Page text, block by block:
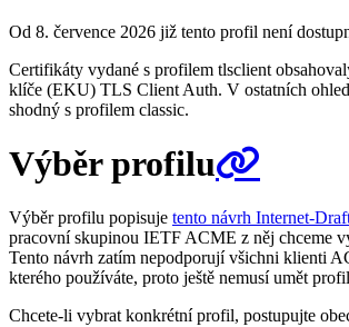
Od 8. července 2026 již tento profil není
Certifikáty vydané s profilem tlsclient
klíče (EKU) TLS Client Auth. V ostatních
shodný s profilem classic.
Výběr profilu
Výběr profilu popisuje tento návrh Internet-
pracovní skupinou IETF ACME z něj chceme
Tento návrh zatím nepodporují všichni klienti
kterého používáte, proto ještě nemusí umět
Chcete-li vybrat konkrétní profil, postupujte